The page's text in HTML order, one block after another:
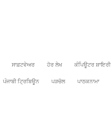
ਸਾਫ਼ਟਵੇਅਰ ਹੋਰ ਲੇਖ ਕੰਪਿਊਟਰ ਸ਼ਾਇਰੀ
ਪੰਜਾਬੀ ਟ੍ਰਿਬਿਊਨ ਪੜਚੋਲ ਪਾਠਕਨਾਮਾ